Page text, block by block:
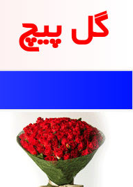
گل پیچ